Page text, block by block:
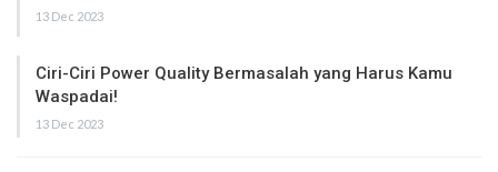
13 Dec 2023
Ciri-Ciri Power Quality Bermasalah yang Harus Kamu
Waspadai!
13 Dec 2023